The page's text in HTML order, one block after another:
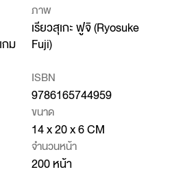
กม
ภาพ
เรียวสุเกะ ฟูจิ (Ryosuke
Fuji)
ISBN
9786165744959
ขนาด
14 x 20 x 6 CM
จำนวนหน้า
200 หน้า